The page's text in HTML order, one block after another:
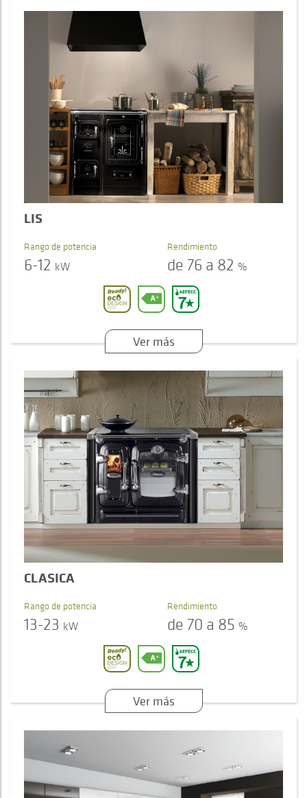
LIS
Rango de potencia
6-12 kW
Rendimiento
de 76 a 82 %
Ver más
CLASICA
Rango de potencia
13-23 kW
Rendimiento
de 70 a 85 %
Ver más